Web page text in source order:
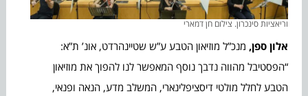
וריאציות סינכרון. צילום חן דמארי
אלון ספן, מנכ”ל מוזיאון הטבע ע”ש שטיינהרדט, אונ’ ת”א:
“הפסטיבל מהווה נדבך נוסף המאפשר לנו להפוך את מוזיאון
הטבע לחלל מולטי דיסציפלינארי, המשלב מדע, הנאה ופנאי,